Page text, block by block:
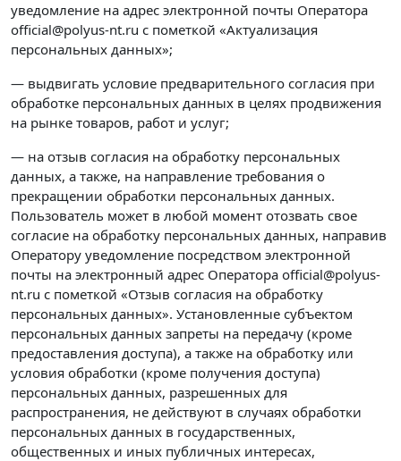
уведомление на адрес электронной почты Оператора
official@polyus-nt.ru с пометкой «Актуализация
персональных данных»;
— выдвигать условие предварительного согласия при
обработке персональных данных в целях продвижения
на рынке товаров, работ и услуг;
— на отзыв согласия на обработку персональных
данных, а также, на направление требования о
прекращении обработки персональных данных.
Пользователь может в любой момент отозвать свое
согласие на обработку персональных данных, направив
Оператору уведомление посредством электронной
почты на электронный адрес Оператора official@polyus-
nt.ru с пометкой «Отзыв согласия на обработку
персональных данных». Установленные субъектом
персональных данных запреты на передачу (кроме
предоставления доступа), а также на обработку или
условия обработки (кроме получения доступа)
персональных данных, разрешенных для
распространения, не действуют в случаях обработки
персональных данных в государственных,
общественных и иных публичных интересах,